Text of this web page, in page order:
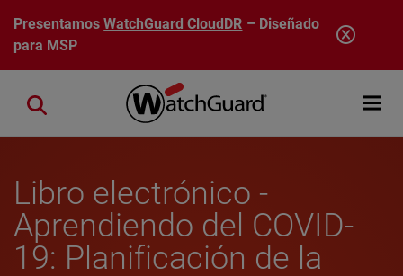
Pasar al contenido principal
PresentamosWatchGuard CloudDR – Diseñado
para MSP
Open
Close search
Libro electrónico -
Aprendiendo del COVID-
19: Planificación de la